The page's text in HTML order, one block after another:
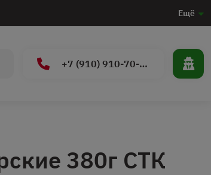
Ещё
+7 (910) 910-70-15
380г СТК